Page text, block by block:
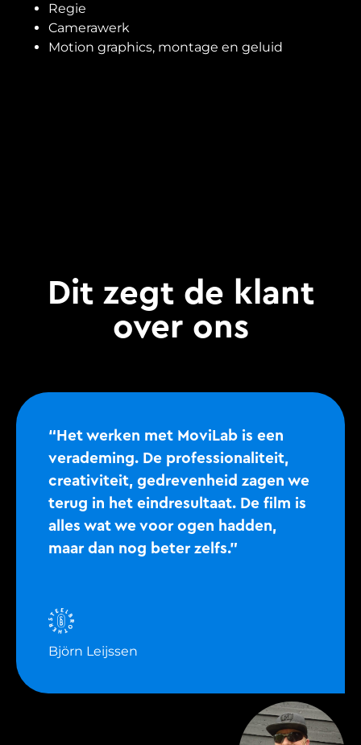
Regie
Camerawerk
Motion graphics, montage en geluid
Dit zegt de klant
over ons
“Het werken met MoviLab is een
verademing. De professionaliteit,
creativiteit, gedrevenheid zagen we
terug in het eindresultaat. De film is
alles wat we voor ogen hadden,
maar dan nog beter zelfs.”
Björn Leijssen